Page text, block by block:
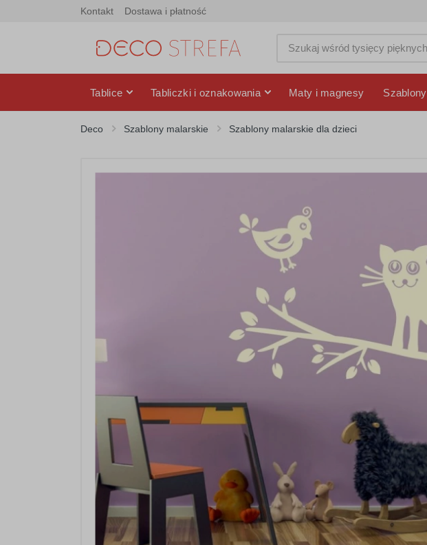
Kontakt Dostawa i płatność
Tablice Tabliczki i oznakowania Maty i magnesy Szablony
Deco Szablony malarskie Szablony malarskie dla dzieci